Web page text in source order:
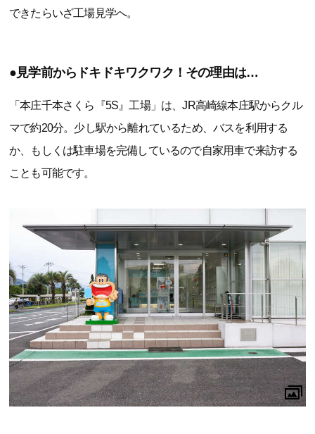
できたらいざ工場見学へ。
●見学前からドキドキワクワク！その理由は…
「本庄千本さくら『5S』工場」は、JR高崎線本庄駅からクル
マで約20分。少し駅から離れているため、バスを利用する
か、もしくは駐車場を完備しているので自家用車で来訪する
ことも可能です。